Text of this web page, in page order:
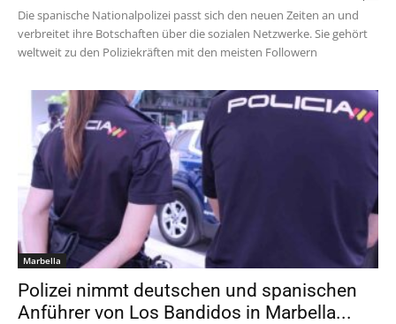
Die spanische Nationalpolizei passt sich den neuen Zeiten an und
verbreitet ihre Botschaften über die sozialen Netzwerke. Sie gehört
weltweit zu den Poliziekräften mit den meisten Followern
Marbella
Polizei nimmt deutschen und spanischen
Anführer von Los Bandidos in Marbella...